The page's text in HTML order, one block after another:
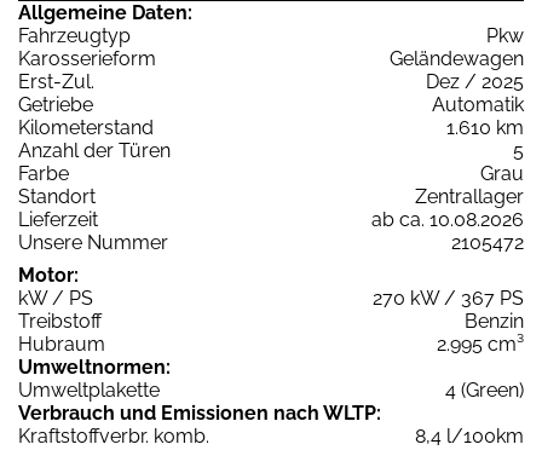
Allgemeine Daten:
Fahrzeugtyp
Pkw
Karosserieform
Geländewagen
Erst-Zul.
Dez / 2025
Getriebe
Automatik
Kilometerstand
1.610 km
Anzahl der Türen
5
Farbe
Grau
Standort
Zentrallager
Lieferzeit
ab ca. 10.08.2026
Unsere Nummer
2105472
Motor:
kW / PS
270 kW / 367 PS
Treibstoff
Benzin
Hubraum
2.995 cm³
Umweltnormen:
Umweltplakette
4 (Green)
Verbrauch und Emissionen nach WLTP:
Kraftstoffverbr. komb.
8,4 l/100km